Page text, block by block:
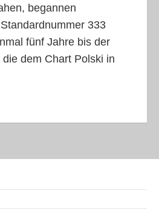
begannen
333
fünf Jahre bis der
dem Chart Polski in